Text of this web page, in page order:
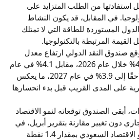
من الطلب المتزايد على
في المقابل، قد يكون النشاط
المستوردة للطاقة التي لا تمتلك
المرتبطة بالتكنولوجيا.
صندوق النقد الدولي ارتفاع معدل
التضخم العالمي إلى 4.7% خلال عام 2026، مقابل 4.1% في عام
2025، قبل أن يتراجع لاحقًا إلى 3.9% في عام 2027، ما يعكس
على المدى القريب قبل بدء انحسارها
أبقى الصندوق توقعاته لنمو الاقتصاد
دون تغيير مقارنة بتقرير أبريل، في
حين خفض توقعاته لنمو الاقتصاد السعودي بمقدار 1.4 نقطة